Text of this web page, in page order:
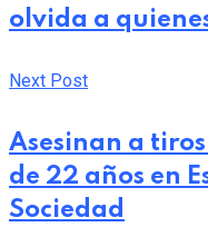
olvida a
Next Post
Asesinan a
de 22 años en
Sociedad